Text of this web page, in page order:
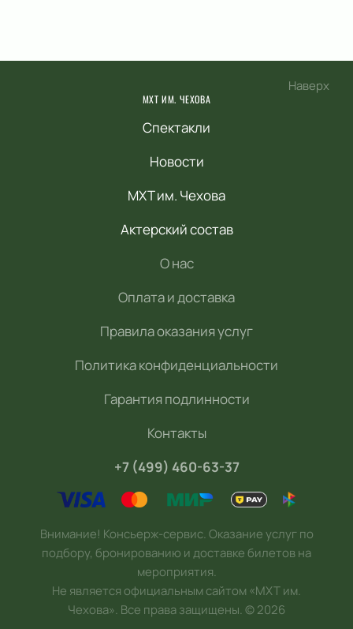
Наверх
МХТ ИМ. ЧЕХОВА
Спектакли
Новости
МХТ им. Чехова
Актерский состав
О нас
Оплата и доставка
Правила оказания услуг
Политика конфиденциальности
Гарантия подлинности
Контакты
+7 (499) 460-63-37
Внимание! Консьерж-сервис. Оказание услуг по
подбору, бронированию и доставке билетов на
мероприятия.
Не является официальным сайтом «МХТ им.
Чехова». Все права защищены.©2026